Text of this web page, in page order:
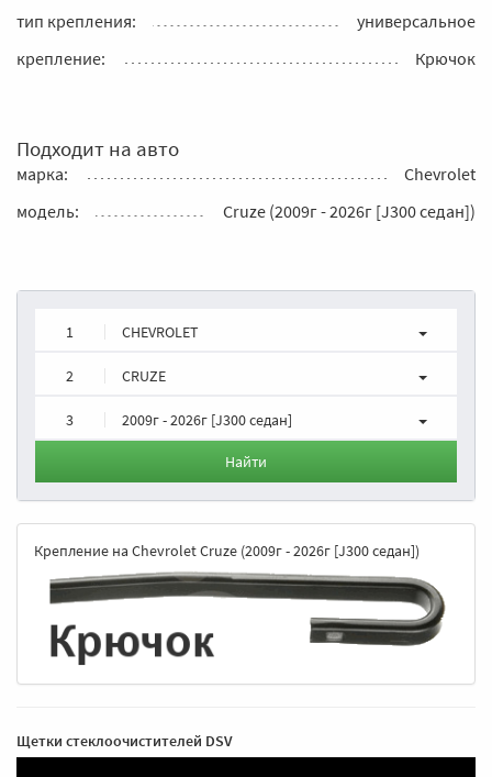
тип крепления:
универсальное
крепление:
Крючок
Подходит на авто
марка:
Chevrolet
модель:
Cruze (2009г - 2026г [J300 седан])
1 CHEVROLET
2 CRUZE
3 2009г - 2026г [J300 седан]
Найти
Крепление на Chevrolet Cruze (2009г - 2026г [J300 седан])
Щетки стеклоочистителей DSV